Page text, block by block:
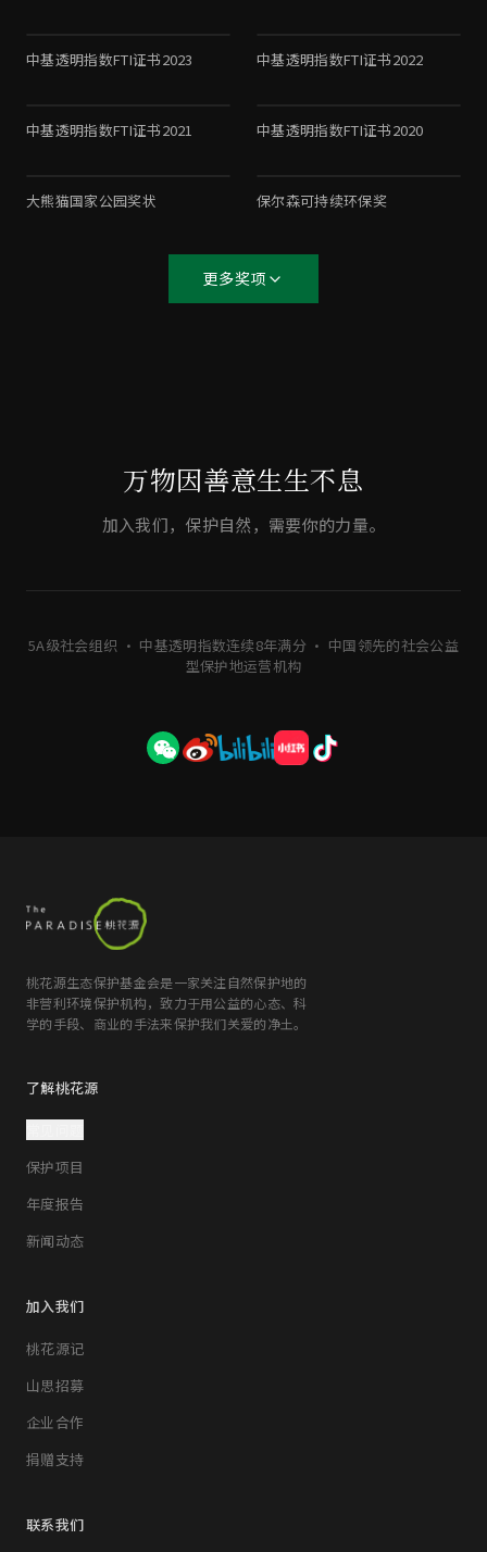
中基透明指数FTI证书2023 中基透明指数FTI证书2022
中基透明指数FTI证书2021 中基透明指数FTI证书2020
大熊猫国家公园奖状 保尔森可持续环保奖
更多奖项
万物因善意生生不息
加入我们，保护自然，需要你的力量。
5A级社会组织 · 中基透明指数连续8年满分 · 中国领先的社会公益
型保护地运营机构
桃花源生态保护基金会是一家关注自然保护地的
非营利环境保护机构，致力于用公益的心态、科
学的手段、商业的手法来保护我们关爱的净土。
了解桃花源
保护项目
年度报告
新闻动态
加入我们
桃花源记
山思招募
企业合作
捐赠支持
联系我们